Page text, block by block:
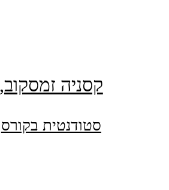
הליך הגיור
קסניה זמסקוב,
סטודנטית בקורס